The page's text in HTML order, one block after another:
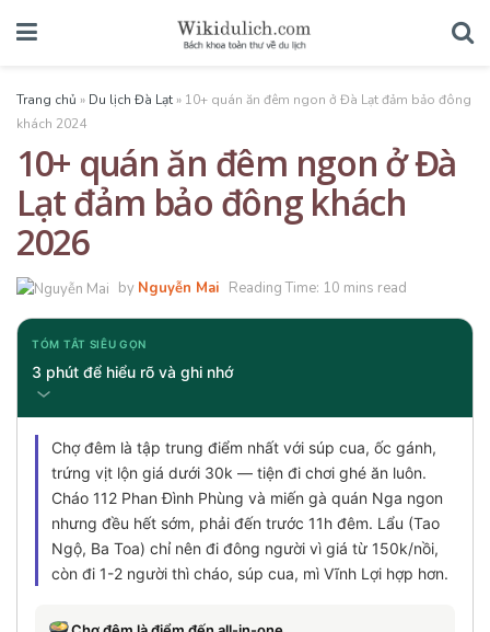
Trang chủ » Du lịch Đà Lạt » 10+ quán ăn đêm ngon ở Đà Lạt đảm bảo đông
khách 2024
10+ quán ăn đêm ngon ở Đà
Lạt đảm bảo đông khách
2026
by Nguyễn Mai Reading Time: 10 mins read
TÓM TẮT SIÊU GỌN
3 phút để hiểu rõ và ghi nhớ
Chợ đêm là tập trung điểm nhất với súp cua, ốc gánh,
trứng vịt lộn giá dưới 30k — tiện đi chơi ghé ăn luôn.
Cháo 112 Phan Đình Phùng và miến gà quán Nga ngon
nhưng đều hết sớm, phải đến trước 11h đêm. Lẩu (Tao
Ngộ, Ba Toa) chỉ nên đi đông người vì giá từ 150k/nồi,
còn đi 1-2 người thì cháo, súp cua, mì Vĩnh Lợi hợp hơn.